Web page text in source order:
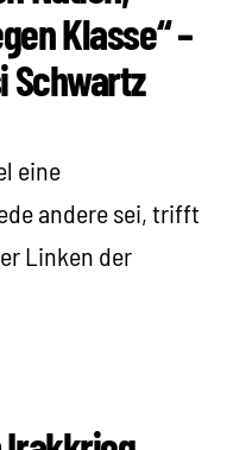
Klasse“ –
Schwartz
eine
andere sei, trifft
Linken der